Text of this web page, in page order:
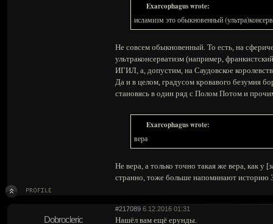
Exarcophagus wrote:
исламизм это обыкновенный
Не совсем обыкновенный. То есть, на
ультраконсерватизм (например,
ИГИЛ, а, допустим, на Саудовское
Да и в целом, градусом кровавого безумия
становясь в один ряд с Полом Потом и
Exarcophagus wrote:
вера
Не вера, а только точно такая же вера, как
странно, тоже больше напоминают историю
#217089 6.12.2016 01:31
Dobrocleric Нашёл вам ещё ерунды.